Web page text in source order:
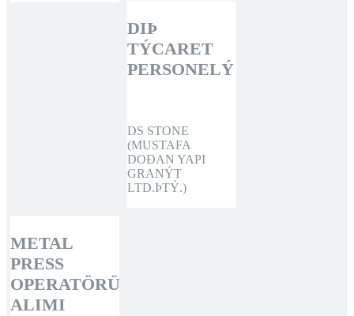
DIÞ
TÝCARET
PERSONELÝ
DS STONE
(MUSTAFA
DOÐAN YAPI
GRANÝT
LTD.ÞTÝ.)
METAL
PRESS
OPERATÖRÜ
ALIMI